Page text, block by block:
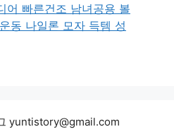
어 빠른건조 남녀공용 볼
동 나일론 모자 득템 성
yuntistory@gmail.com